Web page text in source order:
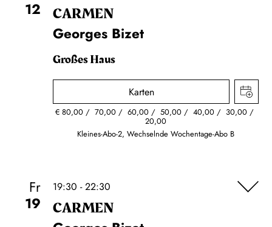
12
CARMEN
Georges Bizet
Großes Haus
Karten
€80,00 70,00 60,00 50,00 40,00 30,00
20,00
Kleines-Abo-2, Wechselnde Wochentage-Abo B
Fr
19
19:30 - 22:30
CARMEN